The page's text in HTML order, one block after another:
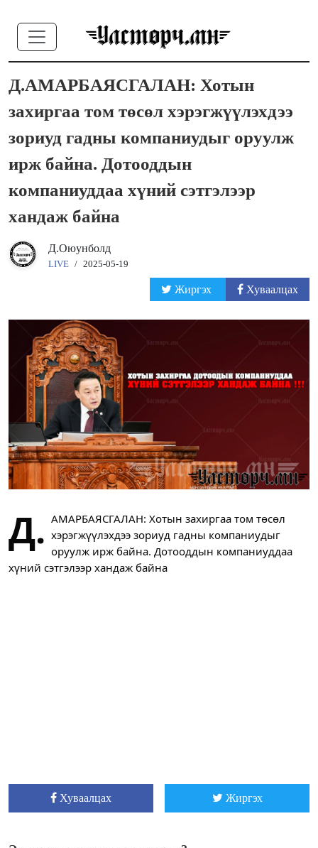
Д.АМАРБАЯСГАЛАН: Хотын
захиргаа том төсөл хэрэгжүүлэхдээ
зориуд гадны компаниудыг оруулж
ирж байна. Дотооддын
компаниуддаа хүний сэтгэлээр
хандаж байна
Д.Оюунболд
LIVE / 2025-05-19
Жиргэх Хуваалцах
Д. АМАРБАЯСГАЛАН: Хотын захиргаа том төсөл
хэрэгжүүлэхдээ зориуд гадны компаниудыг
оруулж ирж байна. Дотооддын компаниуддаа
хүний сэтгэлээр хандаж байна
Хуваалцах Жиргэх